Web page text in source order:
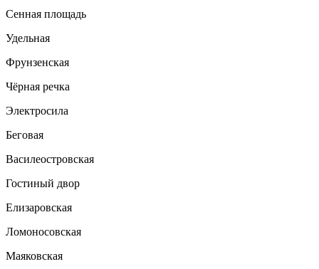
Сенная площадь
Удельная
Фрунзенская
Чёрная речка
Электросила
Беговая
Василеостровская
Гостиный двор
Елизаровская
Ломоносовская
Маяковская